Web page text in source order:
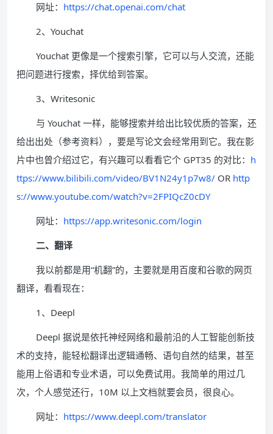
网址： https://chat.openai.com/chat
2、Youchat
Youchat 更像是一个搜索引擎，它可以与人交流，还能
把问题进行搜索，择优给到答案。
3、Writesonic
与 Youchat 一样，能够搜索并给出比较优质的答案，还
给出出处（参考资料），要是写论文会经常用到它。我在影
片中也曾介绍过它，有兴趣可以看看它个 GPT35 的对比： h
ttps://www.bilibili.com/video/BV1N24y1p7w8/ OR http
s://www.youtube.com/watch?v=2FPIQcZ0cDY
网址： https://app.writesonic.com/login
二、翻译
我以前都是用“机翻”的，主要就是用百度和谷歌的网页
翻译，看看现在：
1、Deepl
Deepl 据说是依托神经网络和最前沿的人工智能创新技
术的支持，能轻松翻译出逻辑通畅、语句自然的结果，甚至
能用上俗语和专业术语，可以免费试用。我简单的用过几
次，个人感觉还行，10M 以上文档就要会员，很良心。
网址： https://www.deepl.com/translator